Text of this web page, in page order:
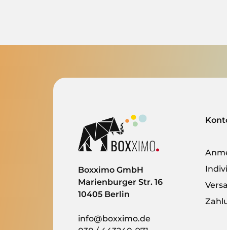
Boxximo GmbH
Marienburger Str. 16
10405 Berlin
info@boxximo.de